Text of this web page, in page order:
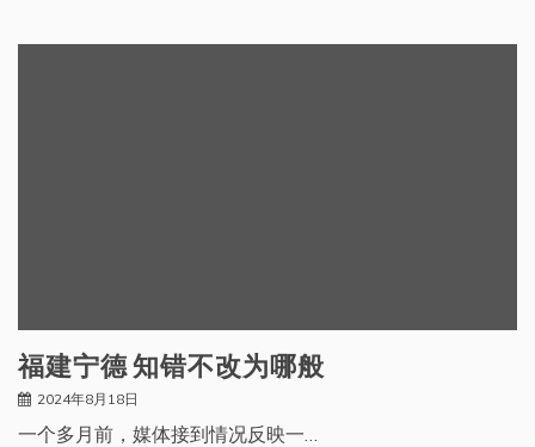
福建宁德 知错不改为哪般
2024年8月18日
一个多月前，媒体接到情况反映一…